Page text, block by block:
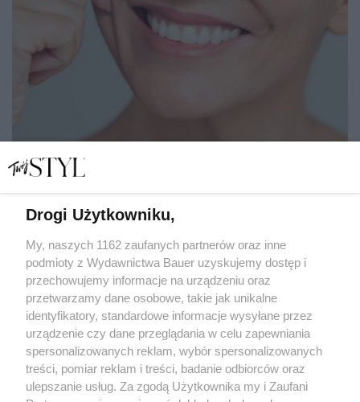
przywracają skórze młodość
MATYLDA NOWAK
PIELĘGNACJA
Drogi Użytkowniku,
My, naszych 1162 zaufanych partnerów oraz inne
podmioty z Wydawnictwa Bauer uzyskujemy dostęp i
przechowujemy informacje na urządzeniu oraz
przetwarzamy dane osobowe, takie jak unikalne
identyfikatory, standardowe informacje wysyłane przez
urządzenie czy dane przeglądania w celu zapewniania
spersonalizowanych reklam, wybór spersonalizowanych
treści, pomiar reklam i treści, badanie odbiorców oraz
ulepszanie usług. Za zgodą Użytkownika my i Zaufani